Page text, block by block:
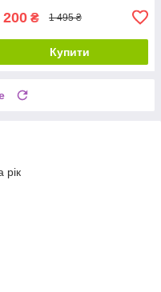
200 ₴ 1 495 ₴
Купити
рік